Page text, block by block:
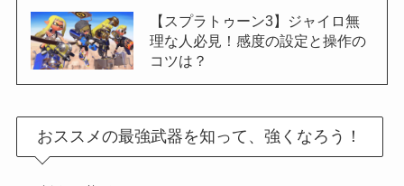
【スプラトゥーン3】ジャイロ無
理な人必見！感度の設定と操作の
コツは？
おススメの最強武器を知って、強くなろう！